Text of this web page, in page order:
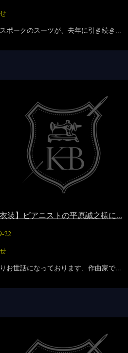
ポークのスーツが、去年に引き続き...
衣装】ピアニストの平原誠之様に...
22
お世話になっております、作曲家で...